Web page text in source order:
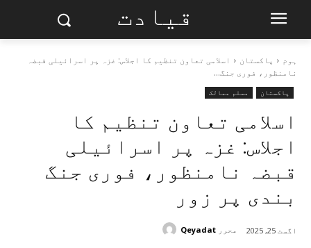
قیادت
ہوم پاکستان
اسلامی تعاون تنظیم کا اجلاس: غزہ پر اسرائیلی قبضہ
نامنظور، فوری جنگ...
پاکستان مسلم ممالک
اسلامی تعاون تنظیم کا
اجلاس: غزہ پر اسرائیلی
قبضہ نامنظور، فوری جنگ
بندی پر زور
اگست 25, 2025 محرر Qeyadat